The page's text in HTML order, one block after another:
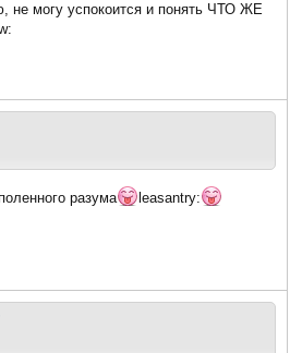
не могу успокоится и понять ЧТО ЖЕ
разума
leasantry: